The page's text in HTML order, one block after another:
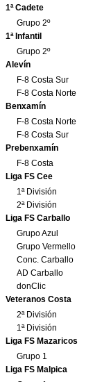
1ª Cadete
Grupo 2º
1ª Infantil
Grupo 2º
Alevín
F-8 Costa Sur
F-8 Costa Norte
Benxamín
F-8 Costa Norte
F-8 Costa Sur
Prebenxamín
F-8 Costa
Liga FS Cee
1ª División
2ª División
Liga FS Carballo
Grupo Azul
Grupo Vermello
Conc. Carballo
AD Carballo
donClic
Veteranos Costa
2ª División
1ª División
Liga FS Mazaricos
Grupo 1
Liga FS Malpica